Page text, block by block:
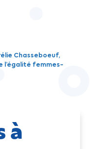
Chasseboeuf,
l’égalité femmes-
à